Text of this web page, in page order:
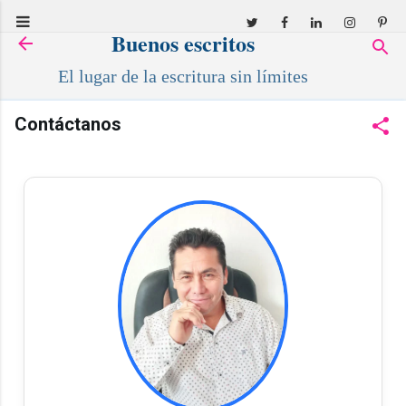
Ir al contenido principal
Buenos escritos
El lugar de la escritura sin límites
Contáctanos